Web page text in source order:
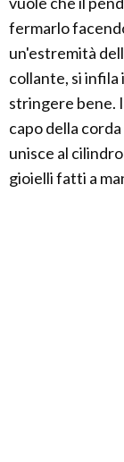
fermarlo
un'estremità
collante, si infila
stringere bene.
capo della
unisce al
gioielli fatti a